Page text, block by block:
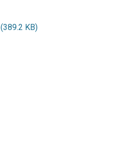
(389.2 KB)